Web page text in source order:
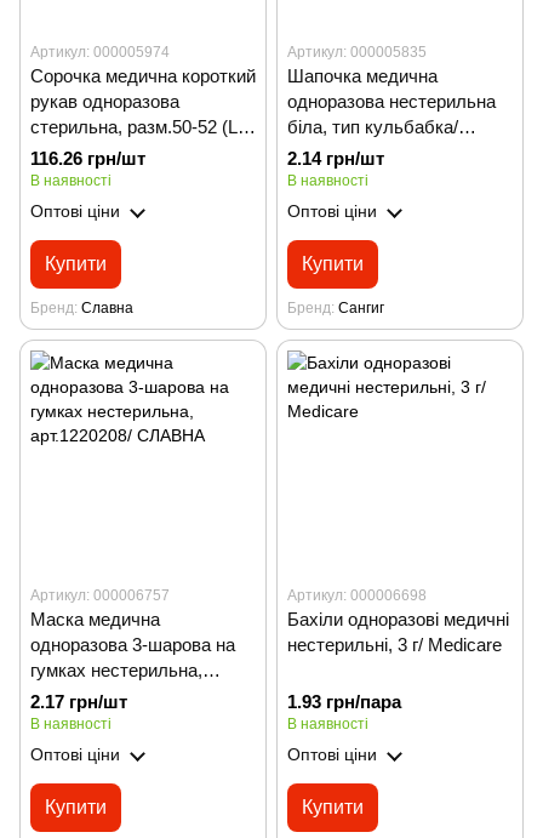
Артикул: 000005974
Сорочка медична короткий
рукав одноразова
стерильна, разм.50-52 (L),
арт.1220303/ Славна/
Технокомплекс
116.26 грн/шт
В наявності
Оптові ціни
Купити
Бренд Славна
Артикул: 000005835
Шапочка медична
одноразова нестерильна
біла, тип кульбабка/
САНГИГ/ Україна
2.14 грн/шт
В наявності
Оптові ціни
Купити
Бренд Сангиг
Артикул: 000006757
Маска медична
одноразова 3-шарова на
гумках нестерильна,
арт.1220208/ СЛАВНА
2.17 грн/шт
В наявності
Оптові ціни
Купити
Артикул: 000006698
Бахіли одноразові медичні
нестерильні, 3 г/ Мedicare
1.93 грн/пара
В наявності
Оптові ціни
Купити